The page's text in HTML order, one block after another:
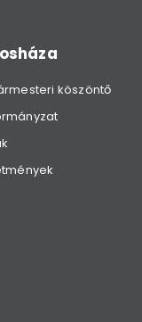
köszöntő